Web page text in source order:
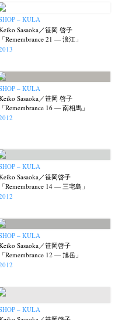
Matsui (23)
Oshima (38) Nick Haymes
Publication (42) Remembrance (43)
Kameoka (32)
(44) Tomonori Ryu
Yu Shinoda
– KULA
Sasaoka／笹岡 啓子
「Remembrance 21 — 浪江」
– KULA
Sasaoka／笹岡 啓子
「Remembrance 16 — 南相馬」
– KULA
Sasaoka／笹岡啓子
「Remembrance 14 — 三宅島」
– KULA
Sasaoka／笹岡啓子
「Remembrance 12 — 旭岳」
– KULA